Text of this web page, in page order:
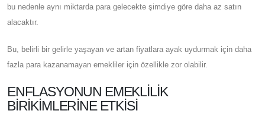
bu nedenle aynı miktarda para gelecekte şimdiye göre daha az satın
alacaktır.
Bu, belirli bir gelirle yaşayan ve artan fiyatlara ayak uydurmak için daha
fazla para kazanamayan emekliler için özellikle zor olabilir.
ENFLASYONUN EMEKLILIK
BIRIKIMLERINE ETKISI